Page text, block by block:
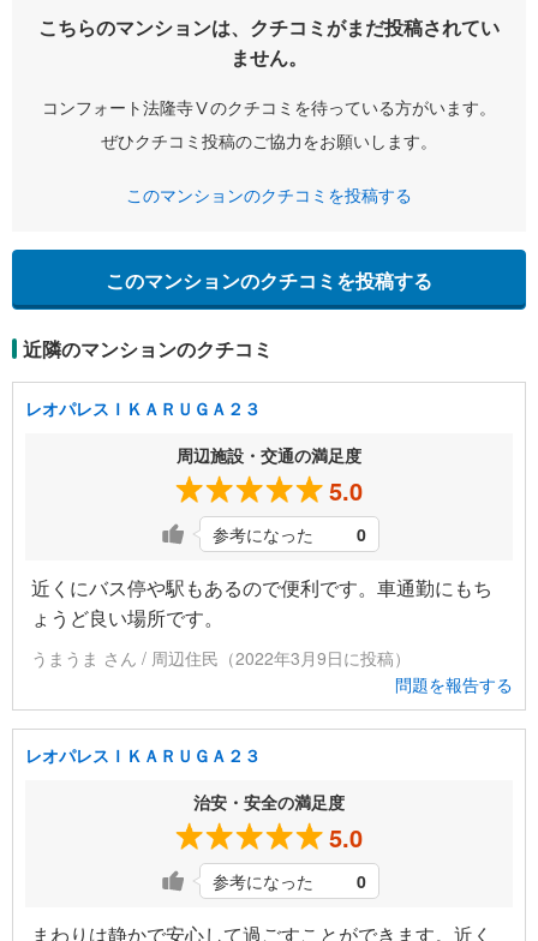
こちらのマンションは、クチコミがまだ投稿されてい
ません。
コンフォート法隆寺Ⅴのクチコミを待っている方がいます。
ぜひクチコミ投稿のご協力をお願いします。
このマンションのクチコミを投稿する
このマンションのクチコミを投稿する
近隣のマンションのクチコミ
レオパレスＩＫＡＲＵＧＡ２３
周辺施設・交通の満足度
5.0
参考になった 0
近くにバス停や駅もあるので便利です。車通勤にもち
ょうど良い場所です。
うまうま さん / 周辺住民（2022年3月9日に投稿）
問題を報告する
レオパレスＩＫＡＲＵＧＡ２３
治安・安全の満足度
5.0
参考になった 0
まわりは静かで安心して過ごすことができます。近く